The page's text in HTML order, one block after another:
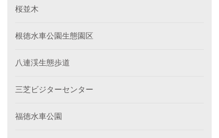
桜並木
根徳水車公園生態園区
八連渓生態歩道
三芝ビジターセンター
福徳水車公園